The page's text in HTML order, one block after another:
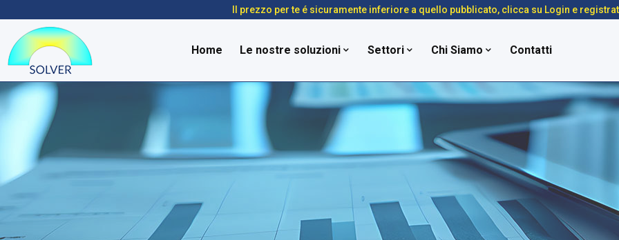
Il prezzo per te é sicuramente inferiore a quello pubblicato, clicca su Login e
Home Le nostre soluzioni Settori Chi Siamo Contatti